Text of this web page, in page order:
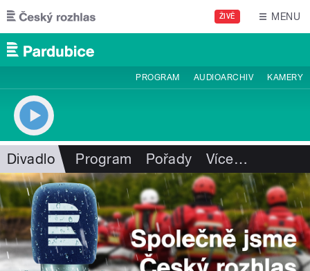
Přejít k hlavnímu obsahu
ŽIVĚ MENU
PROGRAM AUDIOARCHIV KAMERY
Divadlo Program Pořady Více…